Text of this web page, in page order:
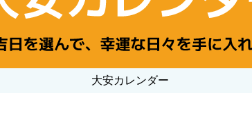
大安カレンダー